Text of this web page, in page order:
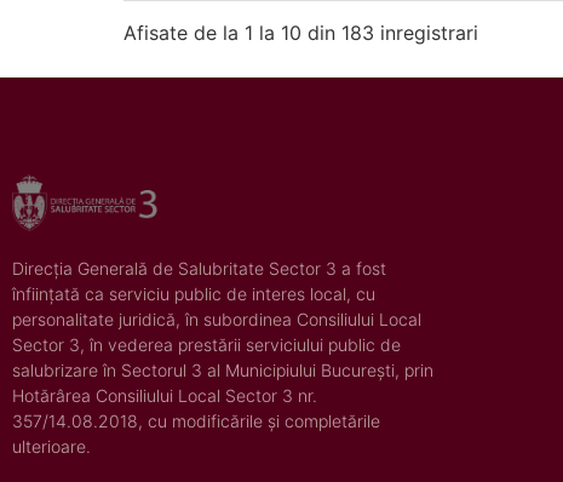
Afisate de la 1 la 10 din 183 inregistrari
Direcția Generală de Salubritate Sector 3 a fost
înființată ca serviciu public de interes local, cu
personalitate juridică, în subordinea Consiliului Local
Sector 3, în vederea prestării serviciului public de
salubrizare în Sectorul 3 al Municipiului București, prin
Hotărârea Consiliului Local Sector 3 nr.
357/14.08.2018, cu modificările și completările
ulterioare.